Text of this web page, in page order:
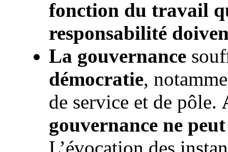
fonction du travail
responsabilité
La gouvernance
démocratie,
de service et de pôle.
gouvernance ne
L’évocation des